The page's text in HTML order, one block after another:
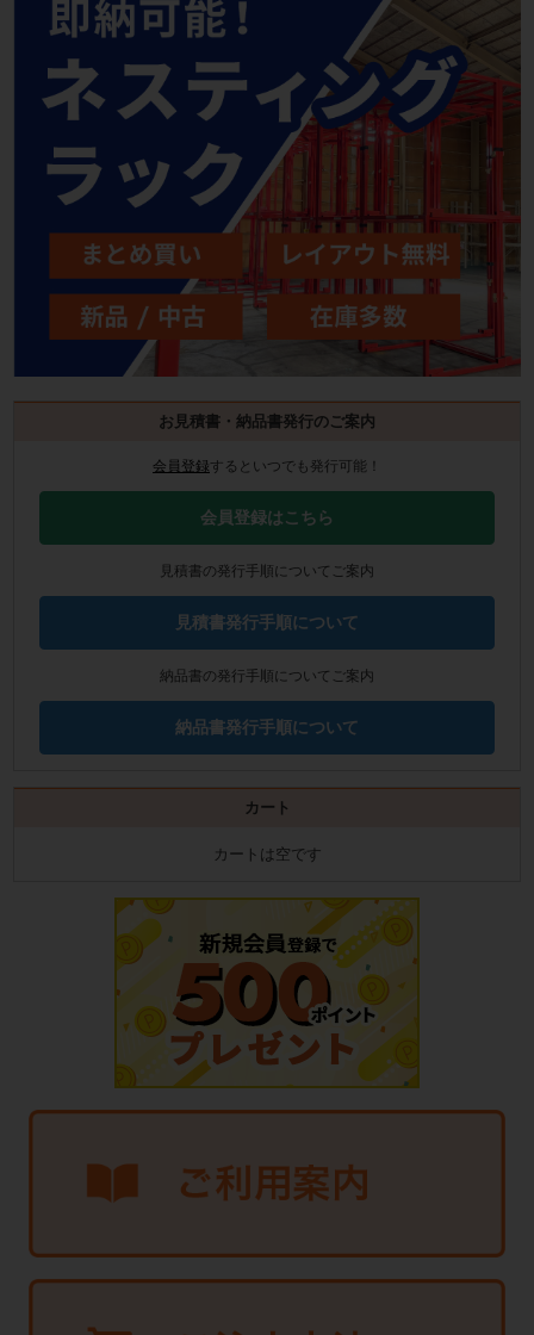
お見積書・納品書発行のご案内
会員登録するといつでも発行可能！
会員登録はこちら
見積書の発行手順についてご案内
見積書発行手順について
納品書の発行手順についてご案内
納品書発行手順について
カート
カートは空です